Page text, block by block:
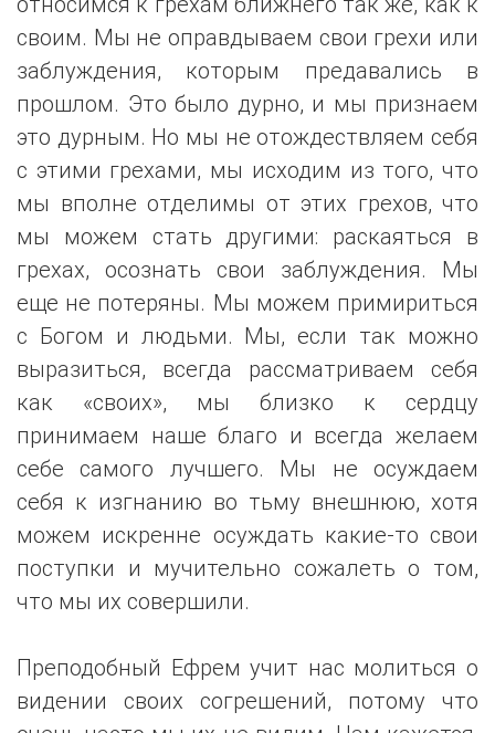
своим. Мы не оправдываем свои грехи или
заблуждения, которым предавались в
прошлом. Это было дурно, и мы признаем
это дурным. Но мы не отождествляем себя
с этими грехами, мы исходим из того, что
мы вполне отделимы от этих грехов, что
мы можем стать другими: раскаяться в
грехах, осознать свои заблуждения. Мы
еще не потеряны. Мы можем примириться
с Богом и людьми. Мы, если так можно
выразиться, всегда рассматриваем себя
как «своих», мы близко к сердцу
принимаем наше благо и всегда желаем
себе самого лучшего. Мы не осуждаем
себя к изгнанию во тьму внешнюю, хотя
можем искренне осуждать какие-то свои
поступки и мучительно сожалеть о том,
что мы их совершили.
Преподобный Ефрем учит нас молиться о
видении своих согрешений, потому что